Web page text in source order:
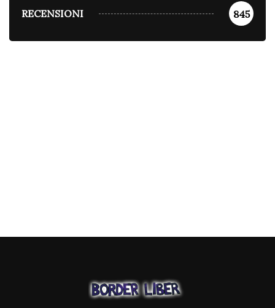
RECENSIONI 845